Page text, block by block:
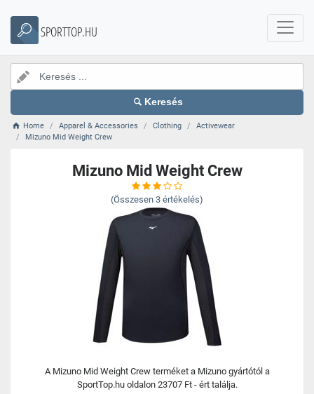
SPORTTOP.HU
Keresés
Home Apparel & Accessories Clothing
Activewear
Mizuno Mid Weight Crew
Mizuno Mid Weight Crew
(Összesen 3 értékelés)
A Mizuno Mid Weight Crew terméket a Mizuno gyártótól a
SportTop.hu oldalon 23707 Ft - ért találja.